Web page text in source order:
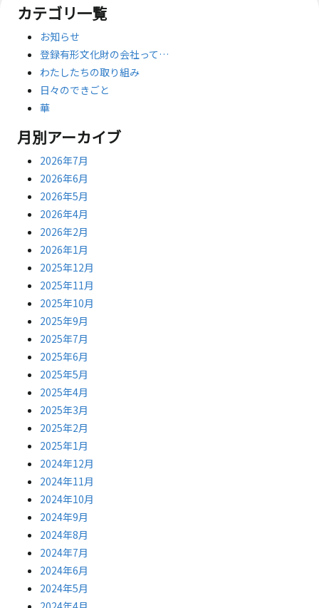
カテゴリ一覧
お知らせ
登録有形文化財の会社って…
わたしたちの取り組み
日々のできごと
華
月別アーカイブ
2026年7月
2026年6月
2026年5月
2026年4月
2026年2月
2026年1月
2025年12月
2025年11月
2025年10月
2025年9月
2025年7月
2025年6月
2025年5月
2025年4月
2025年3月
2025年2月
2025年1月
2024年12月
2024年11月
2024年10月
2024年9月
2024年8月
2024年7月
2024年6月
2024年5月